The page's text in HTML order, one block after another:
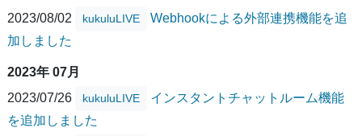
2023/08/02
kukuluLIVE
Webhookによる外部連携機能を追
加しました
2023年 07月
2023/07/26
kukuluLIVE
インスタントチャットルーム機能
を追加しました